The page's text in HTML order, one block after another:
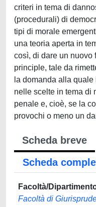
criteri in tema di
(procedurali) di
tipi di morale
una teoria aperta in
così, di dare un nuovo
principle, tale da
la domanda alla
nelle scelte in tema di
penale e, cioè, se la
provochi o meno un
Scheda breve
Scheda
Facoltà/
Facoltà di